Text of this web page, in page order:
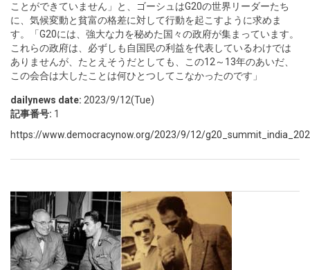
ことができていません」と、ゴーシュはG20の世界リーダーたち
に、気候変動と貧富の格差に対して行動を起こすように求めま
す。「G20には、強大な力を秘めた国々の政府が集まっています。
これらの政府は、必ずしも自国民の利益を代表しているわけでは
ありませんが、たとえそうだとしても、この12～13年のあいだ、
この会合は大したことは何ひとつしてこなかったのです」
dailynews date: 2023/9/12(Tue)
記事番号: 1
https://www.democracynow.org/2023/9/12/